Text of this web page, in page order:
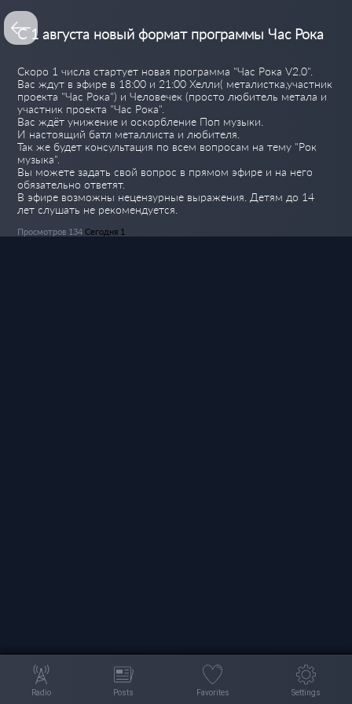
С 1 августа новый формат программы Час Рока
Скоро 1 числа стартует новая программа "Час Рока V2.0".
Вас ждут в эфире в 18:00 и 21:00 Хелли( металистка,участник
проекта "Час Рока") и Человечек (просто любитель метала и
участник проекта "Час Рока".
Вас ждёт унижение и оскорбление Поп музыки.
И настоящий батл металлиста и любителя.
Так же будет консультация по всем вопросам на тему "Рок
музыка".
Вы можете задать свой вопрос в прямом эфире и на него
обязательно ответят.
В эфире возможны нецензурные выражения. Детям до 14
лет слушать не рекомендуется.
Просмотров 134 Сегодня 1
Radio Posts Favorites Settings